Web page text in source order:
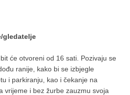
gledatelje
će otvoreni od 16 sati. Pozivaju se
ranije, kako bi se izbjegle
i parkiranju, kao i čekanje na
vrijeme i bez žurbe zauzmu svoja